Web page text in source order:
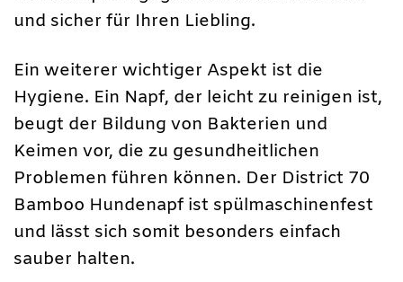
und sicher für Ihren Liebling.
Ein weiterer wichtiger Aspekt ist die
Hygiene. Ein Napf, der leicht zu reinigen ist,
beugt der Bildung von Bakterien und
Keimen vor, die zu gesundheitlichen
Problemen führen können. Der District 70
Bamboo Hundenapf ist spülmaschinenfest
und lässt sich somit besonders einfach
sauber halten.